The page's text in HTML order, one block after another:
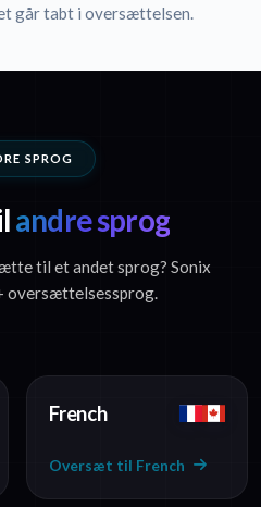
går tabt i oversættelsen.
SPROG
andre sprog
til et andet sprog? Sonix
oversættelsessprog.
French
Oversæt til French